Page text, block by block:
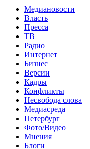
Медиановости
Власть
Пресса
ТВ
Радио
Интернет
Бизнес
Версии
Кадры
Конфликты
Несвобода слова
Медиасреда
Петербург
Фото/Видео
Мнения
Блоги